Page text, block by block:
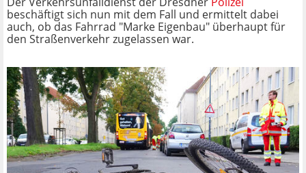
beschäftigt sich nun mit dem Fall und ermittelt dabei
auch, ob das Fahrrad "Marke Eigenbau" überhaupt für
den Straßenverkehr zugelassen war.